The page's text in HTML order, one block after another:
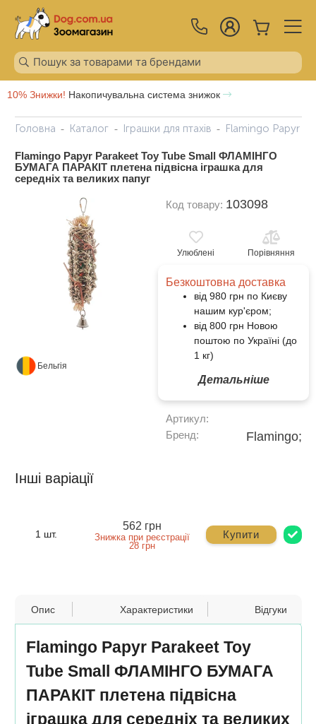
10% Знижки! Накопичувальна система знижок
Головна Каталог Іграшки для птахів Flamingo Papyr
Flamingo Papyr Parakeet Toy Tube Small ФЛАМІНГО
БУМАГА ПАРАКІТ плетена підвісна іграшка для
середніх та великих папуг
Бельгія
Код товару: 103098
Улюблені Порівняння
Безкоштовна доставка
від 980 грн по Києву
нашим кур'єром;
від 800 грн Новою
поштою по Україні (до
1 кг)
Детальніше
Артикул:
Бренд:
Flamingo;
Інші варіації
1 шт.
562 грн
Знижка при реєстрації
28 грн
Купити
Опис Характеристики Відгуки
Flamingo Papyr Parakeet Toy
Tube Small ФЛАМІНГО БУМАГА
ПАРАКІТ плетена підвісна
іграшка для середніх та великих